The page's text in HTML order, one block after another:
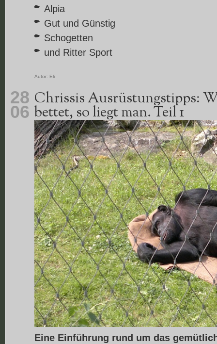
Alpia
Gut und Günstig
Schogetten
und Ritter Sport
Autor: Eli
28
06
Chrissis Ausrüstungstipps:
bettet, so liegt man. Teil 1
Eine Einführung rund um das